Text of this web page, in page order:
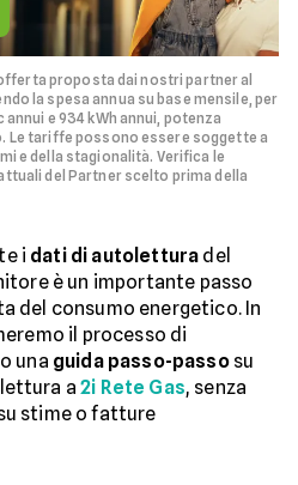
proposta dai nostri partner al
la spesa annua su base mensile, per
e 934 kWh annui, potenza
Le tariffe possono essere soggette a
e della stagionalità. Verifica le
del Partner scelto prima della
i dati di autolettura del
è un importante passo
del consumo energetico. In
il processo di
una guida passo-passosu
a2i Rete Gas, senza
stime o fatture